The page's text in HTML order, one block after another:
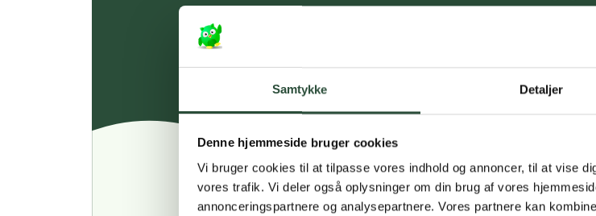
Samtykke Detaljer
Denne hjemmeside bruger cookies
Vi bruger cookies til at tilpasse vores indhold og annoncer, til at vise
vores trafik. Vi deler også oplysninger om din brug af vores
annonceringspartnere og analysepartnere. Vores partnere kan